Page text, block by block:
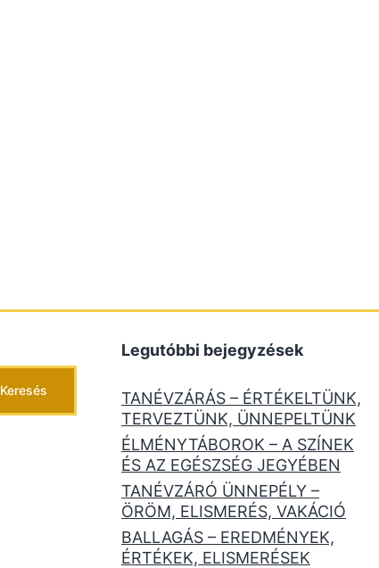
Keresés
Legutóbbi bejegyzések
TANÉVZÁRÁS – ÉRTÉKELTÜNK,
TERVEZTÜNK, ÜNNEPELTÜNK
ÉLMÉNYTÁBOROK – A SZÍNEK
ÉS AZ EGÉSZSÉG JEGYÉBEN
TANÉVZÁRÓ ÜNNEPÉLY –
ÖRÖM, ELISMERÉS, VAKÁCIÓ
BALLAGÁS – EREDMÉNYEK,
ÉRTÉKEK, ELISMERÉSEK